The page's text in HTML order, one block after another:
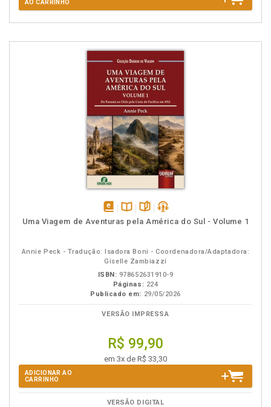
AO CARRINHO
disponívelDisponível
páginaspodcast
Uma Viagem de Aventuras pela América do Sul - Volume 1
Annie Peck - Tradução: Isadora Boni - Coordenadora/Adaptadora:
Giselle Zambiazzi
ISBN: 978652631910-9
Páginas: 224
Publicado em: 29/05/2026
VERSÃO IMPRESSA
R$ 99,90
em 3x de R$ 33,30
ADICIONAR AO
CARRINHO
VERSÃO DIGITAL